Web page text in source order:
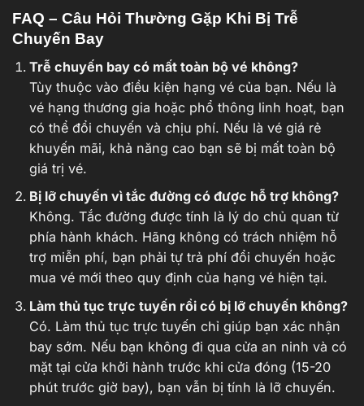
FAQ – Câu Hỏi Thường Gặp Khi Bị Trễ
Chuyến Bay
Trễ chuyến bay có mất toàn bộ vé không?
Tùy thuộc vào điều kiện hạng vé của bạn. Nếu là
vé hạng thương gia hoặc phổ thông linh hoạt, bạn
có thể đổi chuyến và chịu phí. Nếu là vé giá rẻ
khuyến mãi, khả năng cao bạn sẽ bị mất toàn bộ
giá trị vé.
Bị lỡ chuyến vì tắc đường có được hỗ trợ không?
Không. Tắc đường được tính là lý do chủ quan từ
phía hành khách. Hãng không có trách nhiệm hỗ
trợ miễn phí, bạn phải tự trả phí đổi chuyến hoặc
mua vé mới theo quy định của hạng vé hiện tại.
Làm thủ tục trực tuyến rồi có bị lỡ chuyến không?
Có. Làm thủ tục trực tuyến chỉ giúp bạn xác nhận
bay sớm. Nếu bạn không đi qua cửa an ninh và có
mặt tại cửa khởi hành trước khi cửa đóng (15-20
phút trước giờ bay), bạn vẫn bị tính là lỡ chuyến.